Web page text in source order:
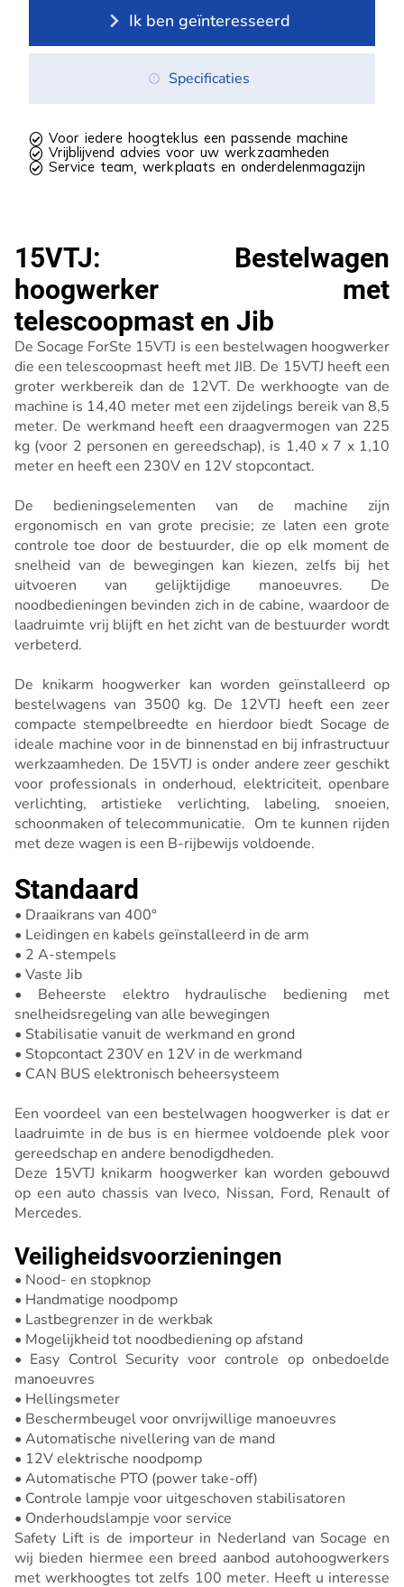
 Voor iedere hoogteklus een passende machine
 Vrijblijvend advies voor uw werkzaamheden
 Service team, werkplaats en onderdelenmagazijn
Ik ben geïnteresseerd
Specificaties
15VTJ: Bestelwagen
hoogwerker met
telescoopmast en Jib
De Socage ForSte 15VTJ is een bestelwagen hoogwerker
die een telescoopmast heeft met JIB. De 15VTJ heeft een
groter werkbereik dan de 12VT. De werkhoogte van de
machine is 14,40 meter met een zijdelings bereik van 8,5
meter. De werkmand heeft een draagvermogen van 225
kg (voor 2 personen en gereedschap), is 1,40 x 7 x 1,10
meter en heeft een 230V en 12V stopcontact.
De bedieningselementen van de machine zijn
ergonomisch en van grote precisie; ze laten een grote
controle toe door de bestuurder, die op elk moment de
snelheid van de bewegingen kan kiezen, zelfs bij het
uitvoeren van gelijktijdige manoeuvres. De
noodbedieningen bevinden zich in de cabine, waardoor de
laadruimte vrij blijft en het zicht van de bestuurder wordt
verbeterd.
De knikarm hoogwerker kan worden geïnstalleerd op
bestelwagens van 3500 kg. De 12VTJ heeft een zeer
compacte stempelbreedte en hierdoor biedt Socage de
ideale machine voor in de binnenstad en bij infrastructuur
werkzaamheden. De 15VTJ is onder andere zeer geschikt
voor professionals in onderhoud, elektriciteit, openbare
verlichting, artistieke verlichting, labeling, snoeien,
schoonmaken of telecommunicatie. Om te kunnen rijden
met deze wagen is een B-rijbewijs voldoende.
Standaard
• Draaikrans van 400°
• Leidingen en kabels geïnstalleerd in de arm
• 2 A-stempels
• Vaste Jib
• Beheerste elektro hydraulische bediening met
snelheidsregeling van alle bewegingen
• Stabilisatie vanuit de werkmand en grond
• Stopcontact 230V en 12V in de werkmand
• CAN BUS elektronisch beheersysteem
Een voordeel van een bestelwagen hoogwerker is dat er
laadruimte in de bus is en hiermee voldoende plek voor
gereedschap en andere benodigdheden.
Deze 15VTJ knikarm hoogwerker kan worden gebouwd
op een auto chassis van Iveco, Nissan, Ford, Renault of
Mercedes.
Veiligheidsvoorzieningen
• Nood- en stopknop
• Handmatige noodpomp
• Lastbegrenzer in de werkbak
• Mogelijkheid tot noodbediening op afstand
• Easy Control Security voor controle op onbedoelde
manoeuvres
• Hellingsmeter
• Beschermbeugel voor onvrijwillige manoeuvres
• Automatische nivellering van de mand
• 12V elektrische noodpomp
• Automatische PTO (power take-off)
• Controle lampje voor uitgeschoven stabilisatoren
• Onderhoudslampje voor service
Safety Lift is de importeur in Nederland van Socage en
wij bieden hiermee een breed aanbod autohoogwerkers
met werkhoogtes tot zelfs 100 meter. Heeft u interesse